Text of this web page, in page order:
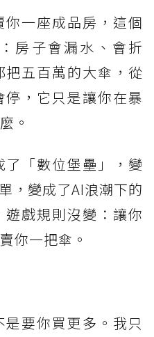
一座成品房，這個
房子會漏水、會折
五百萬的大傘，從
，它只是讓你在暴
。
「數位堡壘」，變
，變成了AI浪潮下的
戲規則沒變：讓你
你一把傘。
要你買更多。我只